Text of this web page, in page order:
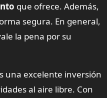
que ofrece. Además,
segura. En general,
la pena por su
una excelente inversión
al aire libre. Con